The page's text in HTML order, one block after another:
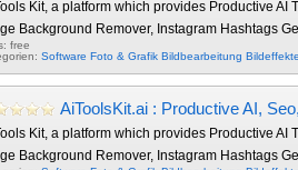
Kit, a platform which provides Productive AI
Background Remover, Instagram Hashtags
free
Software Foto & Grafik Bildbearbeitung Bildeffekte
AiToolsKit.ai : Productive AI,
Kit, a platform which provides Productive AI
Background Remover, Instagram Hashtags